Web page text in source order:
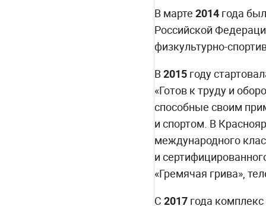
В марте 2014 года
Российской
физкультурно-
В2015 году
«Готов к труду и
способные своим
и спортом. В
международного
и
«Гремячая грива»,
С 2017 года